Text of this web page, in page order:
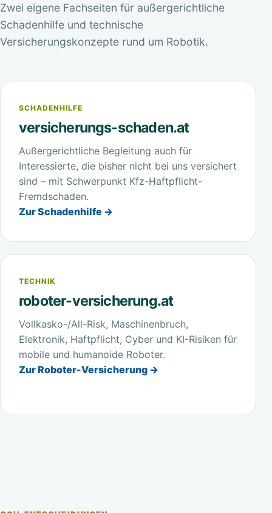
Zwei eigene Fachseiten für außergerichtliche
Schadenhilfe und technische
Versicherungskonzepte rund um Robotik.
SCHADENHILFE
versicherungs-schaden.at
Außergerichtliche Begleitung auch für
Interessierte, die bisher nicht bei uns versichert
sind – mit Schwerpunkt Kfz-Haftpflicht-
Fremdschaden.
Zur Schadenhilfe →
TECHNIK
roboter-versicherung.at
Vollkasko-/All-Risk, Maschinenbruch,
Elektronik, Haftpflicht, Cyber und KI-Risiken für
mobile und humanoide Roboter.
Zur Roboter-Versicherung →